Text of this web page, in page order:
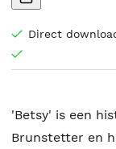
Direct
'Betsy' is een
Brunstetter en